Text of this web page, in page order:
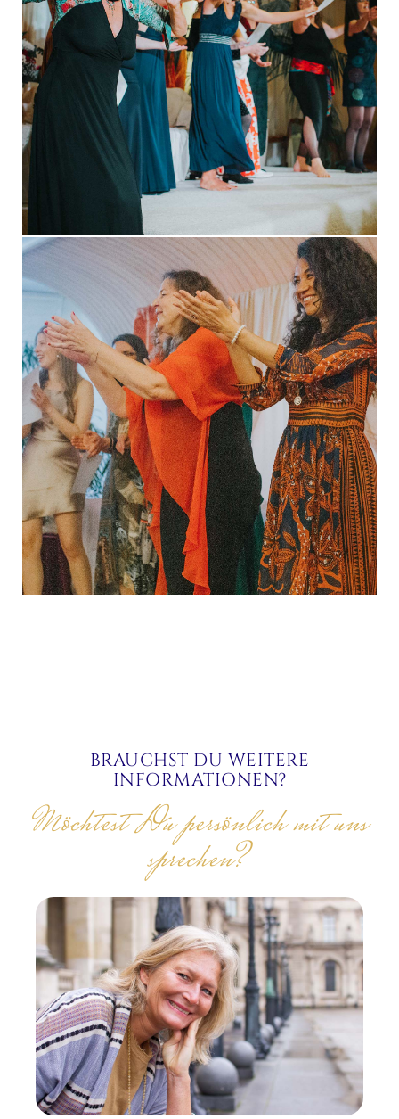
BRAUCHST DU WEITERE
INFORMATIONEN?
Möchtest Du persönlich mit uns
sprechen?